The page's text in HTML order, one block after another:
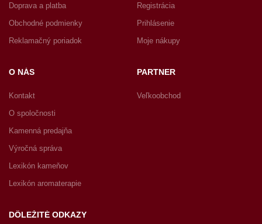
Doprava a platba
Obchodné podmienky
Reklamačný poriadok
Registrácia
Prihlásenie
Moje nákupy
O NÁS
Kontakt
O spoločnosti
Kamenná predajňa
Výročná správa
Lexikón kameňov
Lexikón aromaterapie
PARTNER
Veľkoobchod
DÔLEŽITÉ ODKAZY